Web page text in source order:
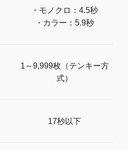
・モノクロ：4.5秒
・カラー：5.9秒
1～9,999枚（テンキー方
式）
17秒以下